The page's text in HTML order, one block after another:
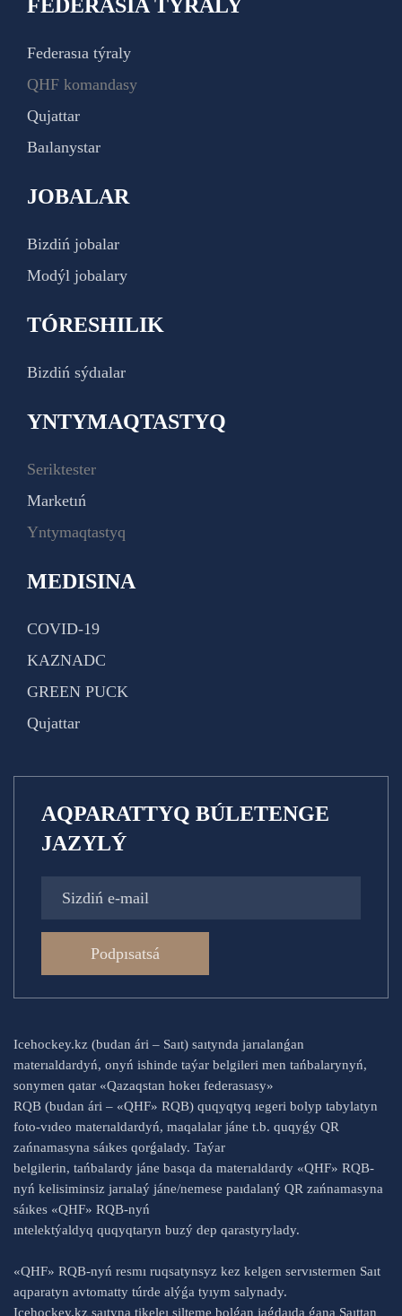
FEDERASIA TÝRALY
Federasıa týraly
QHF komandasy
Qujattar
Baılanystar
JOBALAR
Bizdiń jobalar
Modýl jobalary
TÓRESHILIK
Bizdiń sýdıalar
YNTYMAQTASTYQ
Seriktester
Marketıń
Yntymaqtastyq
MEDISINA
COVID-19
KAZNADC
GREEN PUCK
Qujattar
AQPARATTYQ BÚLETENGE
JAZYLÝ
Podpısatsá
Icehockey.kz (budan ári – Saıt) saıtynda jarıalanǵan
materıaldardyń, onyń ishinde taýar belgileri men tańbalarynyń,
sonymen qatar «Qazaqstan hokeı federasıasy»
RQB (budan ári – «QHF» RQB) quqyqtyq ıegeri bolyp tabylatyn
foto-vıdeo materıaldardyń, maqalalar jáne t.b. quqyǵy QR
zańnamasyna sáıkes qorǵalady. Taýar
belgilerin, tańbalardy jáne basqa da materıaldardy «QHF» RQB-
nyń kelisiminsiz jarıalaý jáne/nemese paıdalaný QR zańnamasyna
sáıkes «QHF» RQB-nyń
ıntelektýaldyq quqyqtaryn buzý dep qarastyrylady.
«QHF» RQB-nyń resmı ruqsatynsyz kez kelgen servıstermen Saıt
aqparatyn avtomatty túrde alýǵa tyıym salynady.
Icehockey.kz saıtyna tikeleı silteme bolǵan jaǵdaıda ǵana Saıttan